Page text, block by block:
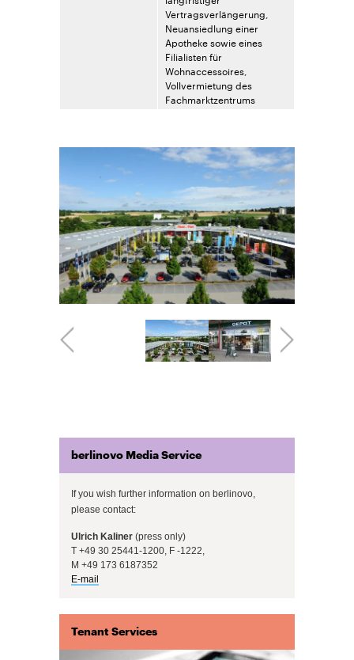
Vertragsverlängerung,
Neuansiedlung einer
Apotheke sowie eines
Filialisten für
Wohnaccessoires,
Vollvermietung des
Fachmarktzentrums
berlinovo Media Service
If you wish further information on berlinovo,
please contact:
Ulrich Kaliner (press only)
T +49 30 25441-1200, F -1222,
M +49 173 6187352
E-mail
Tenant Services